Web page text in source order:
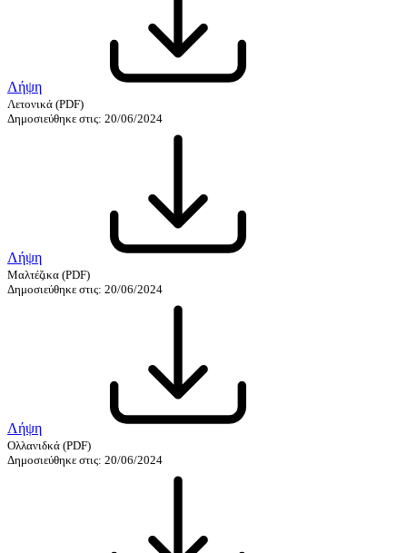
Λήψη
Λετονικά (PDF)
Δημοσιεύθηκε στις: 20/06/2024
Λήψη
Μαλτέζικα (PDF)
Δημοσιεύθηκε στις: 20/06/2024
Λήψη
Ολλανιδκά (PDF)
Δημοσιεύθηκε στις: 20/06/2024